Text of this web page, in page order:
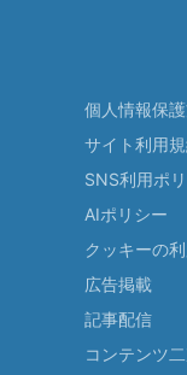
個人情報保
サイト利用
SNS利用ポ
AIポリシー
クッキーの
広告掲載
記事配信
コンテンツ